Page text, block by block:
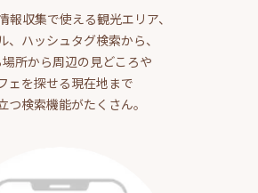
報収集で使える観光エリア、
、ハッシュタグ検索から、
所から周辺の見どころや
ェを探せる現在地まで
つ検索機能がたくさん。